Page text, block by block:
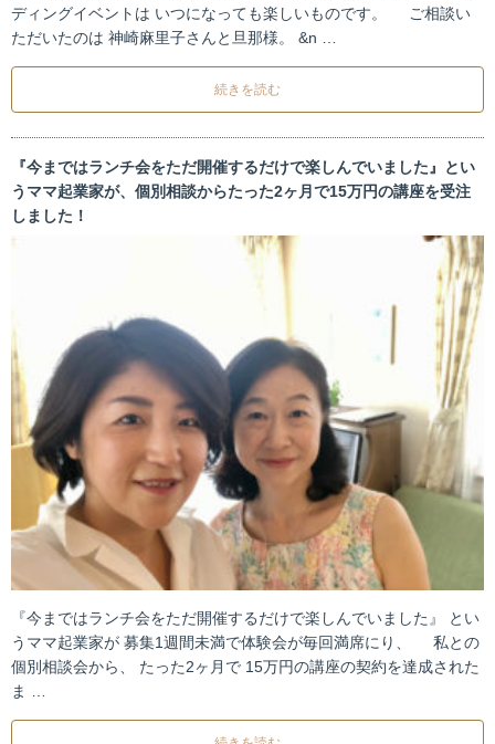
ディングイベントは いつになっても楽しいものです。 ご相談い
ただいたのは 神崎麻里子さんと旦那様。 &n …
続きを読む
『今まではランチ会をただ開催するだけで楽しんでいました』とい
うママ起業家が、個別相談からたった2ヶ月で15万円の講座を受注
しました！
『今まではランチ会をただ開催するだけで楽しんでいました』 とい
うママ起業家が 募集1週間未満で体験会が毎回満席にり、 私との
個別相談会から、 たった2ヶ月で 15万円の講座の契約を達成された
ま …